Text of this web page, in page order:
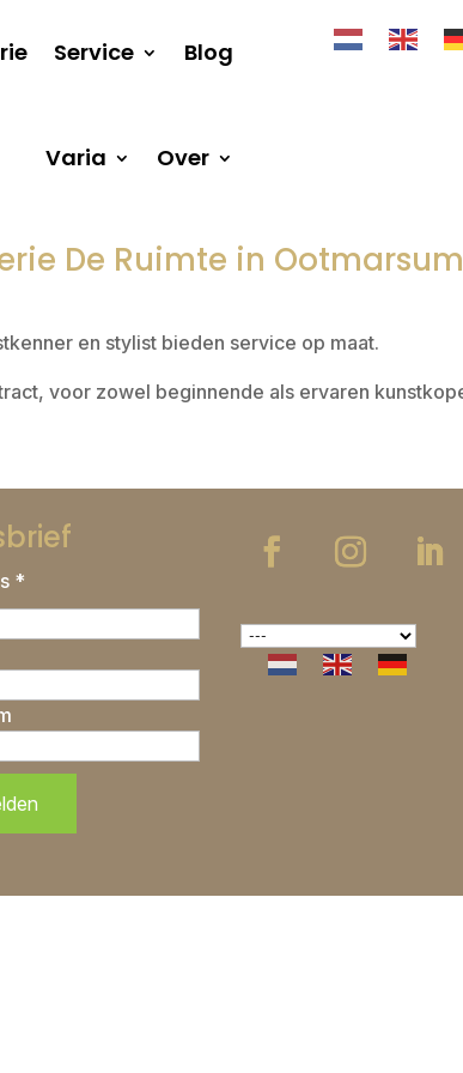
Service Blog
Varia Over
De Ruimte in Ootmarsum
en stylist bieden service op maat.
voor zowel beginnende als ervaren
*